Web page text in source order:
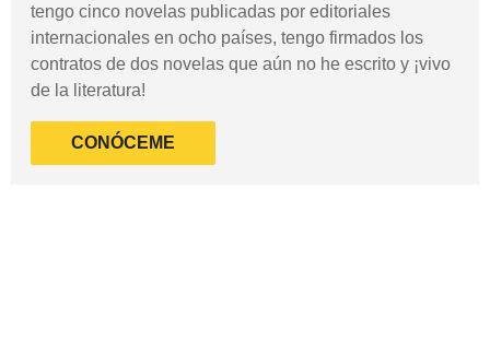
tengo cinco novelas publicadas por editoriales
internacionales en ocho países, tengo firmados los
contratos de dos novelas que aún no he escrito y ¡vivo
de la literatura!
CONÓCEME